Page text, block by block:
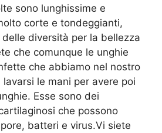
sono lunghissime e
corte e tondeggianti,
diversità per la bellezza
che comunque le unghie
che abbiamo nel nostro
le mani per avere poi
Esse sono dei
che possono
batteri e virus.Vi siete